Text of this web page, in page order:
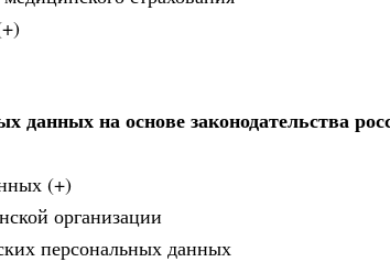
данных на основе законодательства
(+)
организации
персональных данных